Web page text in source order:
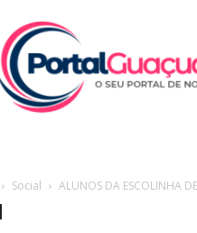
Portal
Guaçuano
Social ALUNOS DA ESCOLINHA